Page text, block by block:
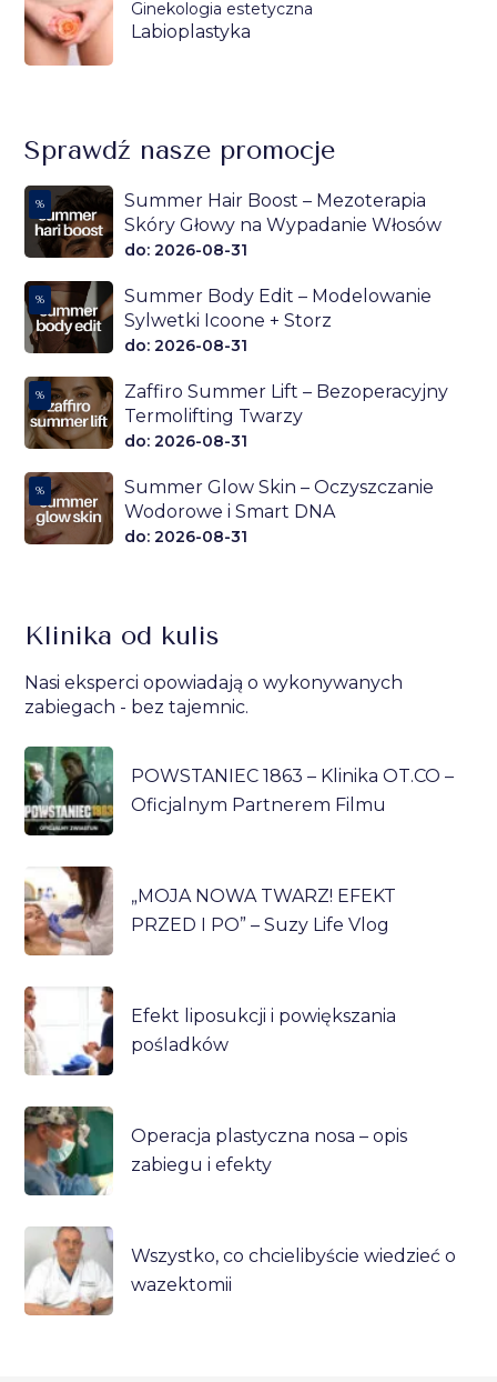
Ginekologia estetyczna
Labioplastyka
Sprawdź nasze promocje
%
Summer Hair Boost – Mezoterapia
Skóry Głowy na Wypadanie Włosów
do: 2026-08-31
%
Summer Body Edit – Modelowanie
Sylwetki Icoone + Storz
do: 2026-08-31
%
Zaffiro Summer Lift – Bezoperacyjny
Termolifting Twarzy
do: 2026-08-31
%
Summer Glow Skin – Oczyszczanie
Wodorowe i Smart DNA
do: 2026-08-31
Klinika od kulis
Nasi eksperci opowiadają o wykonywanych
zabiegach - bez tajemnic.
POWSTANIEC 1863 – Klinika OT.CO –
Oficjalnym Partnerem Filmu
„MOJA NOWA TWARZ! EFEKT
PRZED I PO” – Suzy Life Vlog
Efekt liposukcji i powiększania
pośladków
Operacja plastyczna nosa – opis
zabiegu i efekty
Wszystko, co chcielibyście wiedzieć o
wazektomii